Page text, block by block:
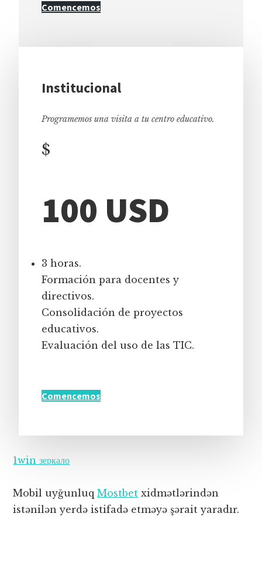
Comencemos
Institucional
Programemos una visita a tu centro educativo.
$
100 USD
3 horas.
Formación para docentes y
directivos.
Consolidación de proyectos
educativos.
Evaluación del uso de las TIC.
Comencemos
1win зеркало
Mobil uyğunluqMostbet xidmətlərindən
istənilən yerdə istifadə etməyə şərait yaradır.